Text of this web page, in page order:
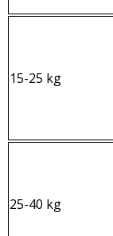
15-25 kg
25-40 kg